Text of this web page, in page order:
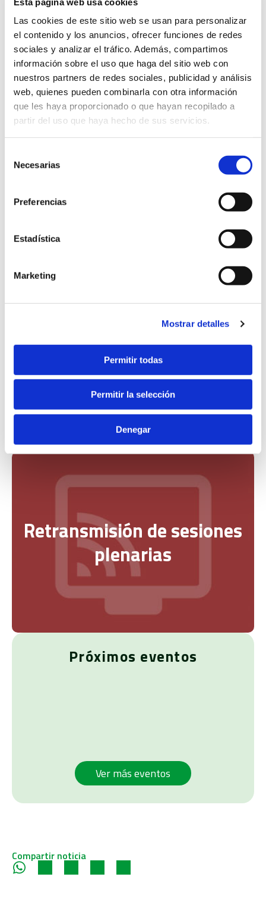
Las cookies de este sitio web se usan para personalizar
el contenido y los anuncios, ofrecer funciones de redes
sociales y analizar el tráfico. Además, compartimos
información sobre el uso que haga del sitio web con
nuestros partners de redes sociales, publicidad y análisis
web, quienes pueden combinarla con otra información
que les haya proporcionado o que hayan recopilado a
partir del uso que haya hecho de sus servicios.
Necesarias
Preferencias
Estadística
Marketing
Mostrar detalles
Permitir todas
Permitir la selección
Denegar
estar siempre fomentando la danza y aportando
ese granito de arena a favor de la cultura de San
Vicente”.
Retransmisión de sesiones
plenarias
Próximos eventos
Ver más eventos
Compartir noticia